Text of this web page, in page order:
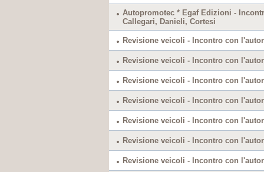
Autopromotec * Egaf Edizioni -
Callegari, Danieli, Cortesi
Revisione veicoli - Incontro con
Revisione veicoli - Incontro con
Revisione veicoli - Incontro con
Revisione veicoli - Incontro con
Revisione veicoli - Incontro con
Revisione veicoli - Incontro con
Revisione veicoli - Incontro con